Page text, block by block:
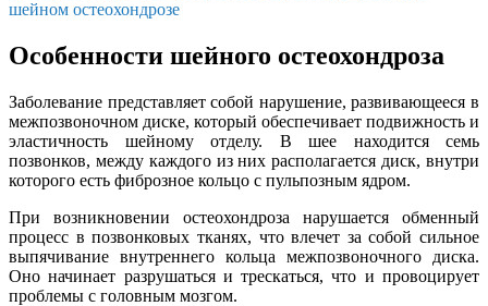
шейном остеохондрозе
Особенности шейного остеохондроза
Заболевание представляет собой нарушение, развивающееся в
межпозвоночном диске, который обеспечивает подвижность и
эластичность шейному отделу. В шее находится семь
позвонков, между каждого из них располагается диск, внутри
которого есть фиброзное кольцо с пульпозным ядром.
При возникновении остеохондроза нарушается обменный
процесс в позвонковых тканях, что влечет за собой сильное
выпячивание внутреннего кольца межпозвоночного диска.
Оно начинает разрушаться и трескаться, что и провоцирует
проблемы с головным мозгом.